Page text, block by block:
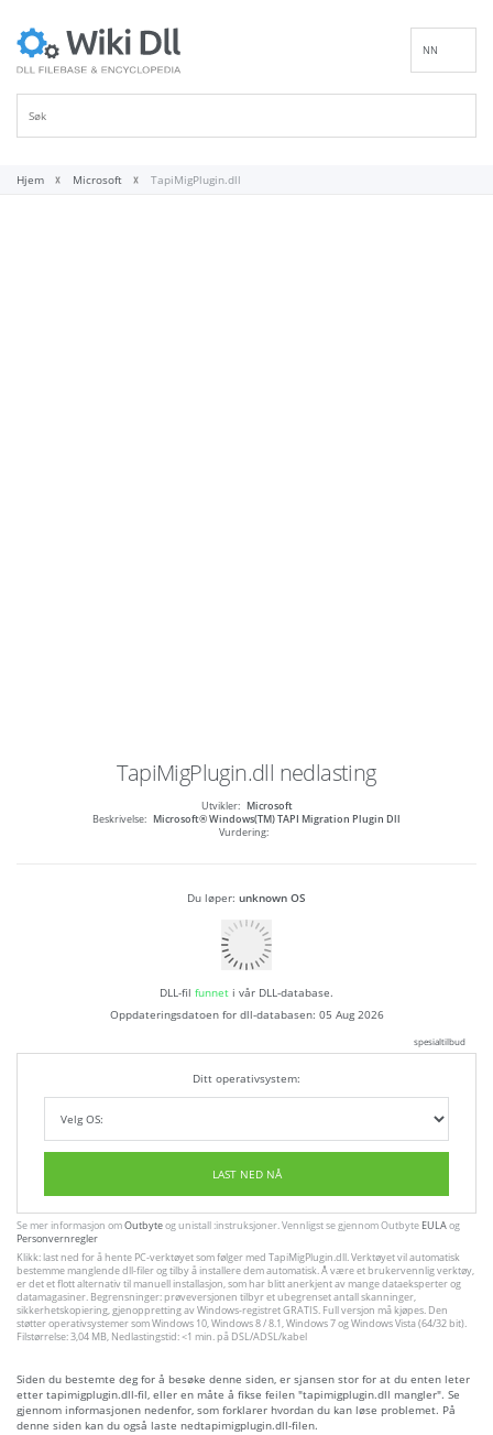
NN
Hjem Microsoft TapiMigPlugin.dll
TapiMigPlugin.dll nedlasting
Utvikler: Microsoft
Beskrivelse: Microsoft® Windows(TM) TAPI Migration Plugin Dll
Vurdering:
Du løper: unknown OS
DLL-fil funnet i vår DLL-database.
Oppdateringsdatoen for dll-databasen: 05 Aug 2026
spesialtilbud
Ditt operativsystem:
LAST NED NÅ
Se mer informasjon omOutbyteog unistall :instruksjoner. Vennligst se gjennom Outbyte EULAog
Personvernregler
Klikk: last ned for å hente PC-verktøyet som følger med TapiMigPlugin.dll. Verktøyet vil automatisk
bestemme manglende dll-filer og tilby å installere dem automatisk. Å være et brukervennlig verktøy,
er det et flott alternativ til manuell installasjon, som har blitt anerkjent av mange dataeksperter og
datamagasiner. Begrensninger: prøveversjonen tilbyr et ubegrenset antall skanninger,
sikkerhetskopiering, gjenoppretting av Windows-registret GRATIS. Full versjon må kjøpes. Den
støtter operativsystemer som Windows 10, Windows 8 / 8.1, Windows 7 og Windows Vista (64/32 bit).
Filstørrelse: 3,04 MB, Nedlastingstid: <1 min. på DSL/ADSL/kabel
Siden du bestemte deg for å besøke denne siden, er sjansen stor for at du enten leter
etter tapimigplugin.dll-fil, eller en måte å fikse feilen "tapimigplugin.dll mangler". Se
gjennom informasjonen nedenfor, som forklarer hvordan du kan løse problemet. På
denne siden kan du også laste nedtapimigplugin.dll-filen.